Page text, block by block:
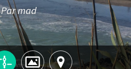
Par mad